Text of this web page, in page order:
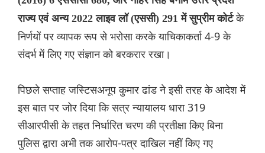
राज्य एवं अन्य 2022 लाइव लॉ (एससी) 291 में सुप्रीम कोर्टके
निर्णयों पर व्यापक रूप से भरोसा करके याचिकाकर्ता 4-9 के
संदर्भ में लिए गए संज्ञान को बरकरार रखा।
पिछले सप्ताह जस्टिसअनूप कुमार ढांड ने इसी तरह के आदेश में
इस बात पर जोर दिया कि सत्र न्यायालय धारा 319
सीआरपीसी के तहत निर्धारित चरण की प्रतीक्षा किए बिना
पुलिस द्वारा अभी तक आरोप-पत्र दाखिल नहीं किए गए